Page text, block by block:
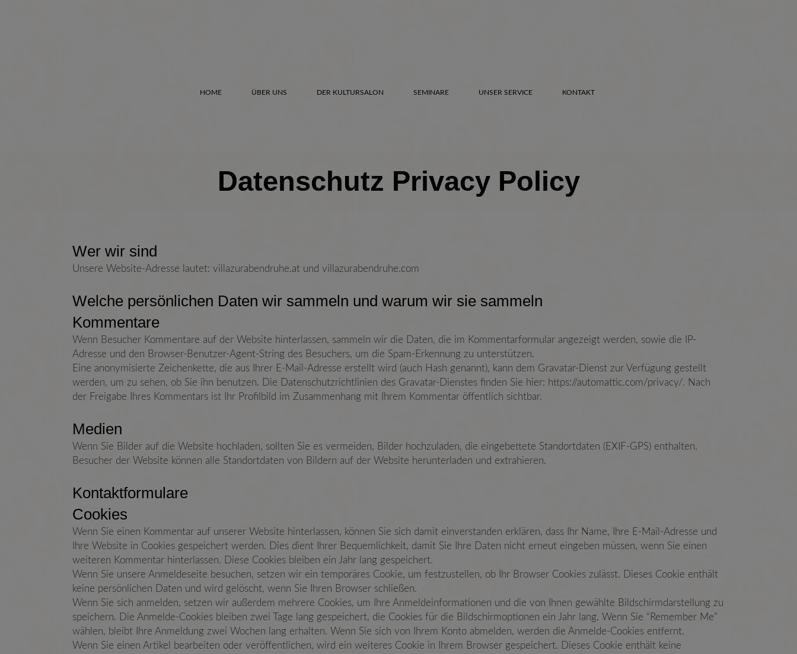
HOME ÜBER UNS DER KULTURSALON SEMINARE UNSER SERVICE KONTAKT
Datenschutz Privacy Policy
Wer wir sind
Unsere Website-Adresse lautet: villazurabendruhe.at und villazurabendruhe.com
Welche persönlichen Daten wir sammeln und warum wir sie sammeln
Kommentare
Wenn Besucher Kommentare auf der Website hinterlassen, sammeln wir die Daten, die im Kommentarformular angezeigt werden, sowie die IP-
Adresse und den Browser-Benutzer-Agent-String des Besuchers, um die Spam-Erkennung zu unterstützen.
Eine anonymisierte Zeichenkette, die aus Ihrer E-Mail-Adresse erstellt wird (auch Hash genannt), kann dem Gravatar-Dienst zur Verfügung gestellt
werden, um zu sehen, ob Sie ihn benutzen. Die Datenschutzrichtlinien des Gravatar-Dienstes finden Sie hier: https://automattic.com/privacy/. Nach
der Freigabe Ihres Kommentars ist Ihr Profilbild im Zusammenhang mit Ihrem Kommentar öffentlich sichtbar.
Medien
Wenn Sie Bilder auf die Website hochladen, sollten Sie es vermeiden, Bilder hochzuladen, die eingebettete Standortdaten (EXIF-GPS) enthalten.
Besucher der Website können alle Standortdaten von Bildern auf der Website herunterladen und extrahieren.
Kontaktformulare
Cookies
Wenn Sie einen Kommentar auf unserer Website hinterlassen, können Sie sich damit einverstanden erklären, dass Ihr Name, Ihre E-Mail-Adresse und
Ihre Website in Cookies gespeichert werden. Dies dient Ihrer Bequemlichkeit, damit Sie Ihre Daten nicht erneut eingeben müssen, wenn Sie einen
weiteren Kommentar hinterlassen. Diese Cookies bleiben ein Jahr lang gespeichert.
Wenn Sie unsere Anmeldeseite besuchen, setzen wir ein temporäres Cookie, um festzustellen, ob Ihr Browser Cookies zulässt. Dieses Cookie enthält
keine persönlichen Daten und wird gelöscht, wenn Sie Ihren Browser schließen.
Wenn Sie sich anmelden, setzen wir außerdem mehrere Cookies, um Ihre Anmeldeinformationen und die von Ihnen gewählte Bildschirmdarstellung zu
speichern. Die Anmelde-Cookies bleiben zwei Tage lang gespeichert, die Cookies für die Bildschirmoptionen ein Jahr lang. Wenn Sie “Remember Me”
wählen, bleibt Ihre Anmeldung zwei Wochen lang erhalten. Wenn Sie sich von Ihrem Konto abmelden, werden die Anmelde-Cookies entfernt.
Wenn Sie einen Artikel bearbeiten oder veröffentlichen, wird ein weiteres Cookie in Ihrem Browser gespeichert. Dieses Cookie enthält keine